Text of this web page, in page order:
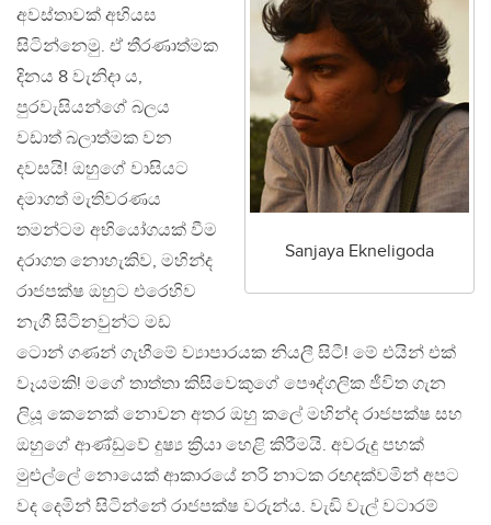
Sanjaya Ekneligoda
අවස්තාවක් අභියස
සිටින්නෙමු. ඒ තීරණාත්මක
දිනය 8 වැනිදා ය,
පුරවැසියන්ගේ බලය
වඩාත් බලාත්මක වන
දවසයි! ඔහුගේ වාසියට
දමාගත් මැතිවරණය
තමන්ටම අභියෝගයක් වීම
දරාගත නොහැකිව, මහින්ද
රාජපක්ෂ ඔහුට එරෙහිව
නැගී සිටිනවුන්ට මඩ
ටොන් ගණන් ගැහීමේ ව්‍යාපාරයක නියලී සිටී! මේ එයින් එක්
වෑයමකි! මගේ තාත්තා කිසිවෙකුගේ පෞද්ගලික ජීවිත ගැන
ලියූ කෙනෙක් නොවන අතර ඔහු කලේ මහින්ද රාජපක්ෂ සහ
ඔහුගේ ආණ්ඩුවේ දුෂ්‍ය ක්‍රියා හෙළි කිරීමයි. අවරුදු පහක්
මුළුල්ලේ නොයෙක් ආකාරයේ නරි නාටක රඟදක්වමින් අපට
වද දෙමින් සිටින්නේ රාජපක්ෂ වරුන්ය. වැඩි වැල් වටාරම්